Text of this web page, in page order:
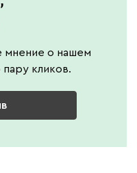
мнение о нашем
кликов.